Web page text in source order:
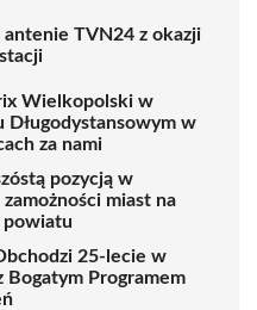
antenie TVN24 z okazji
Wielkopolski w
Długodystansowym w
za nami
pozycją w
miast na
powiatu
25-lecie w
Bogatym Programem